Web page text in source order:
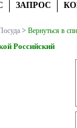
ЗАПРОС
> Вернуться в
Российский